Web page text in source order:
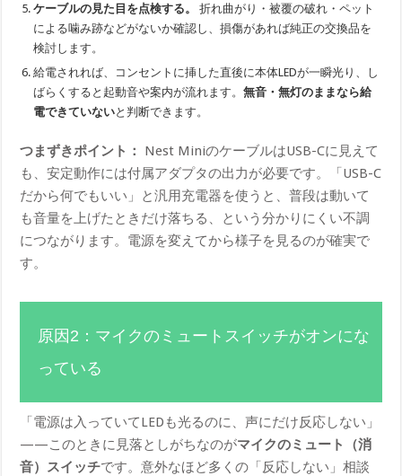
ケーブルの見た目を点検する。
折れ曲がり・被覆の破れ・ペット
による噛み跡などがないか確認し、損傷があれば純正の交換品を
検討します。
給電されれば、コンセントに挿した直後に本体LEDが一瞬光り、し
ばらくすると起動音や案内が流れます。無音・無灯のままなら給
電できていないと判断できます。
つまずきポイント：
Nest MiniのケーブルはUSB-Cに見えて
も、安定動作には付属アダプタの出力が必要です。「USB-C
だから何でもいい」と汎用充電器を使うと、普段は動いて
も音量を上げたときだけ落ちる、という分かりにくい不調
につながります。電源を変えてから様子を見るのが確実で
す。
原因2：マイクのミュートスイッチがオンにな
っている
「電源は入っていてLEDも光るのに、声にだけ反応しない」
——このときに見落としがちなのがマイクのミュート（消
音）スイッチです。意外なほど多くの「反応しない」相談